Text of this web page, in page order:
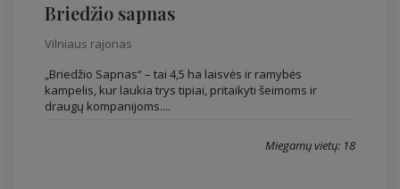
Briedžio sapnas
Vilniaus rajonas
„Briedžio Sapnas“ – tai 4,5 ha laisvės ir ramybės
kampelis, kur laukia trys tipiai, pritaikyti šeimoms ir
draugų kompanijoms....
Miegamų vietų: 18